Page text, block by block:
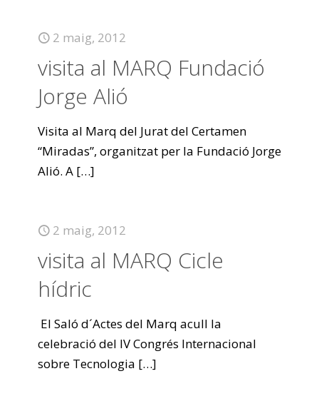
2 maig, 2012
visita al MARQ Fundació
Jorge Alió
Visita al Marq del Jurat del Certamen
“Miradas”, organitzat per la Fundació Jorge
Alió. A […]
2 maig, 2012
visita al MARQ Cicle
hídric
El Saló d´Actes del Marq acull la
celebració del IV Congrés Internacional
sobre Tecnologia […]